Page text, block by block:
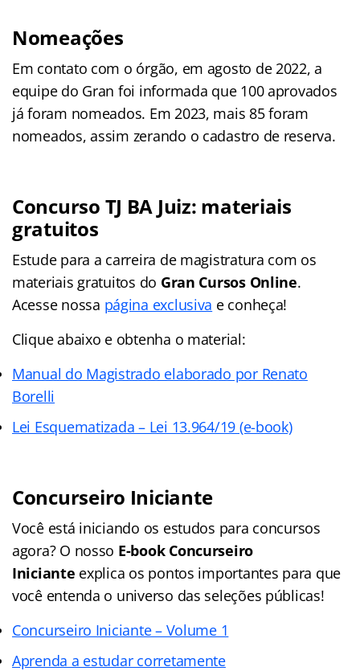
Nomeações
Em contato com o órgão, em agosto de 2022, a
equipe do Gran foi informada que 100 aprovados
já foram nomeados. Em 2023, mais 85 foram
nomeados, assim zerando o cadastro de reserva.
Concurso TJ BA Juiz: materiais
gratuitos
Estude para a carreira de magistratura com os
materiais gratuitos do Gran Cursos Online.
Acesse nossa página exclusiva e conheça!
Clique abaixo e obtenha o material:
Manual do Magistrado elaborado por Renato
Borelli
Lei Esquematizada – Lei 13.964/19 (e-book)
Concurseiro Iniciante
Você está iniciando os estudos para concursos
agora? O nosso E-book Concurseiro
Iniciante explica os pontos importantes para que
você entenda o universo das seleções públicas!
Concurseiro Iniciante – Volume 1
Aprenda a estudar corretamente